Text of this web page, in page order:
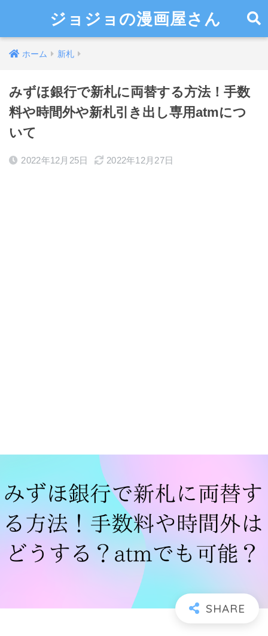
ジョジョの漫画屋さん
ホーム 新札
みずほ銀行で新札に両替する方法！手数
料や時間外や新札引き出し専用atmにつ
いて
2022年12月25日 2022年12月27日